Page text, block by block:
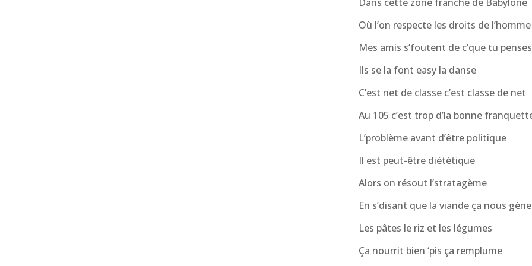
Dans cette zone franche de Babylone
Où l’on respecte les droits de l’homme
Mes amis s’foutent de c’que tu penses
Ils se la font easy la danse
C’est net de classe c’est classe de net
Au 105 c’est trop d’la bonne
L’problème avant d’être politique
Il est peut-être diététique
Alors on résout l’stratagème
En s’disant que la viande ça nous gène
Les pâtes le riz et les légumes
Ça nourrit bien ‘pis ça remplume